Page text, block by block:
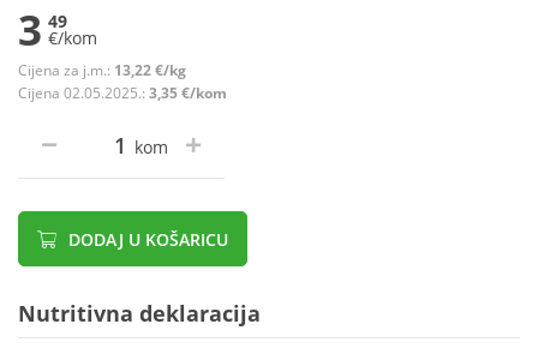
3 49
€/kom
Cijena za j.m.: 13,22 €/kg
Cijena 02.05.2025.: 3,35 €/kom
kom
DODAJ U KOŠARICU
Nutritivna deklaracija